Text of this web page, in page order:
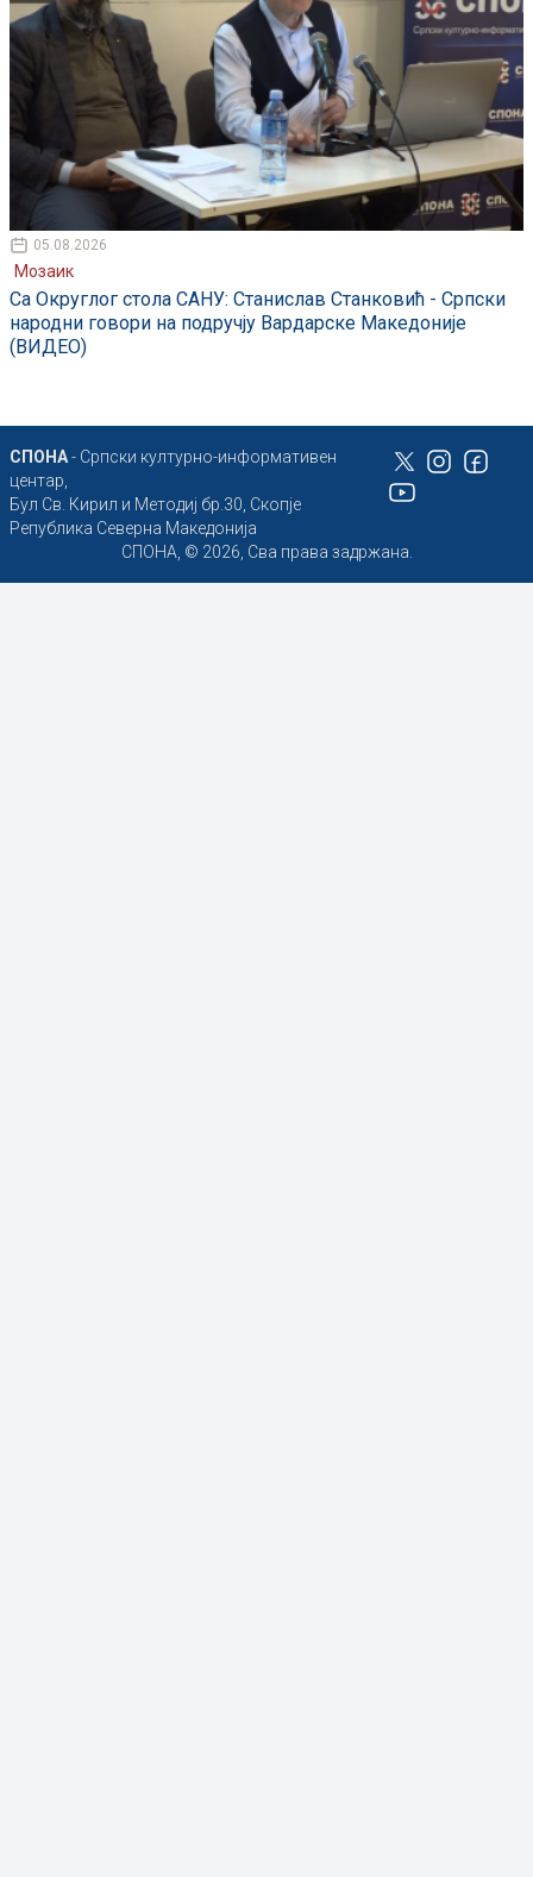
05.08.2026
Мозаик
Са Округлог стола САНУ: Станислав Станковић - Српски
народни говори на подручју Вардарске Македоније
(ВИДЕО)
СПОНА- Српски културно-информативен
центар,
Бул Св. Кирил и Методиј бр.30, Скопје
Република Северна Македонија
СПОНА, © 2026, Сва права задржана.